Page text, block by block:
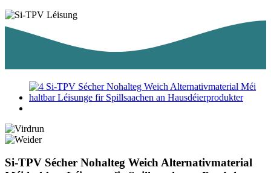
Si-TPV Sécher Nohalteg Weich Alternativmaterial